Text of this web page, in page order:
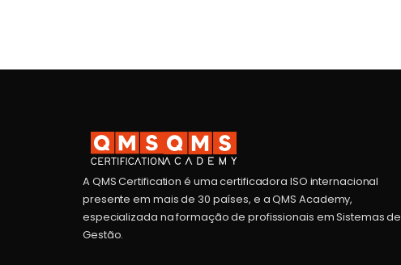
A QMS Certification é uma certificadora ISO internacional
presente em mais de 30 países, e a QMS Academy,
especializada na formação de profissionais em Sistemas de
Gestão.